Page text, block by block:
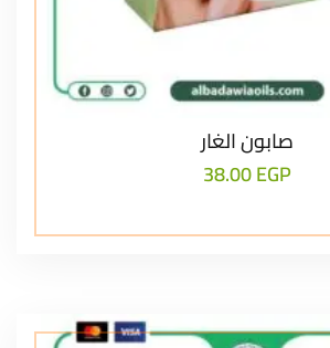
صابون الغار
38.00EGP